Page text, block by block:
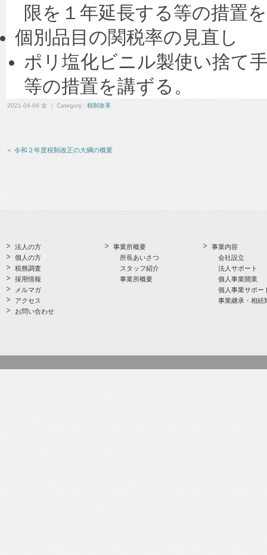
限を１年延長する等の措置
個別品目の関税率の見直し
ポリ塩化ビニル製使い捨て
等の措置を講ずる。
2021-04-09 金 ｜ Category : 税制改革
＜ 令和２年度税制改正の大綱の概要
法人の方
個人の方
税務調査
採用情報
メルマガ
アクセス
お問い合わせ
事業所概要
所長あいさつ
スタッフ紹介
事業所概要
事業内容
会社設立
法人サポート
個人事業開業
個人事業サポー
事業継承・相続